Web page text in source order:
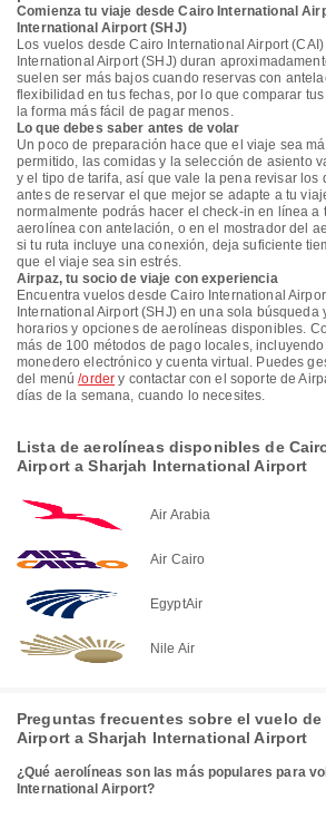
Comienza tu viaje desde Cairo International
International Airport (SHJ)
Los vuelos desde Cairo International Airport
International Airport (SHJ) duran
suelen ser más bajos cuando reservas con
flexibilidad en tus fechas, por lo que comparar
la forma más fácil de pagar menos.
Lo que debes saber antes de volar
Un poco de preparación hace que el viaje sea
permitido, las comidas y la selección de asiento
y el tipo de tarifa, así que vale la pena revisar los
antes de reservar el que mejor se adapte a tu
normalmente podrás hacer el check-in en línea a
aerolínea con antelación, o en el mostrador del
si tu ruta incluye una conexión, deja suficiente
que el viaje sea sin estrés.
Airpaz, tu socio de viaje con experiencia
Encuentra vuelos desde Cairo International
International Airport (SHJ) en una sola búsqueda
horarios y opciones de aerolíneas disponibles.
más de 100 métodos de pago locales,
monedero electrónico y cuenta virtual. Puedes
del menú/order y contactar con el soporte de
días de la semana, cuando lo necesites.
Lista de aerolíneas disponibles de
Airport a Sharjah International Airport
Air Arabia
Air Cairo
EgyptAir
Nile Air
Preguntas frecuentes sobre el vuelo
Airport a Sharjah International Airport
¿Qué aerolíneas son las más populares para
International Airport?